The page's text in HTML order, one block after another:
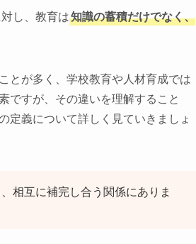
し、教育は知識の蓄積だけでなく、
とが多く、学校教育や人材育成では
ですが、その違いを理解すること
定義について詳しく見ていきましょ
相互に補完し合う関係にありま